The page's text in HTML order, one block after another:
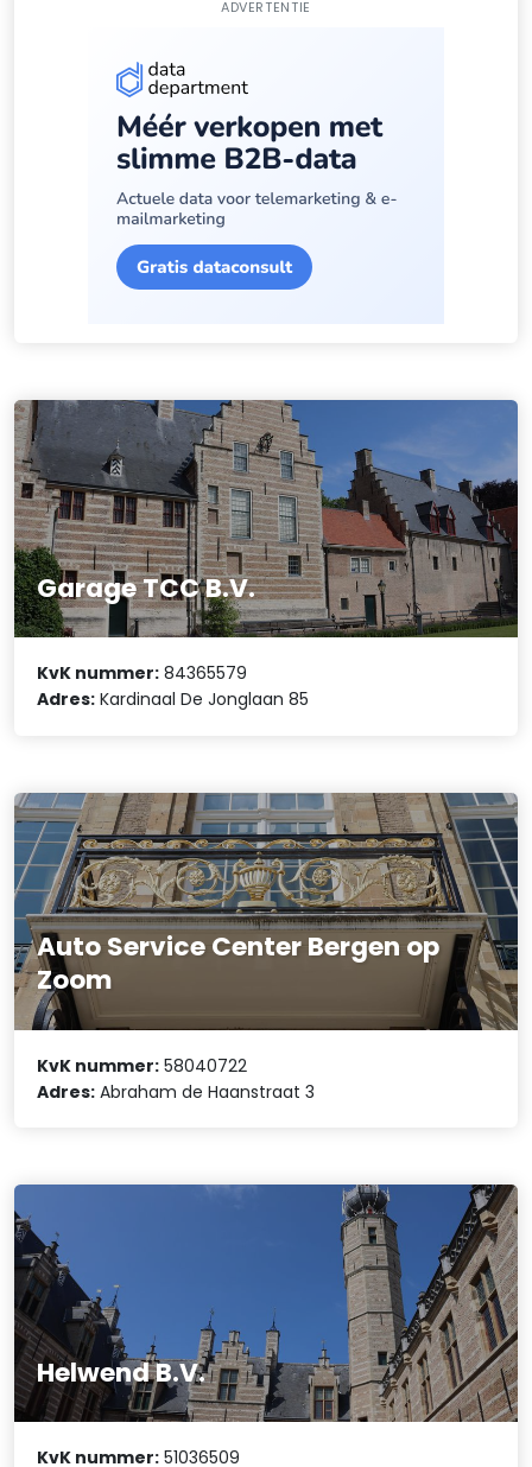
ADVERTENTIE
Garage TCC B.V.
KvK nummer: 84365579
Adres: Kardinaal De Jonglaan 85
Auto Service Center Bergen op
Zoom
KvK nummer: 58040722
Adres: Abraham de Haanstraat 3
Helwend B.V.
KvK nummer: 51036509